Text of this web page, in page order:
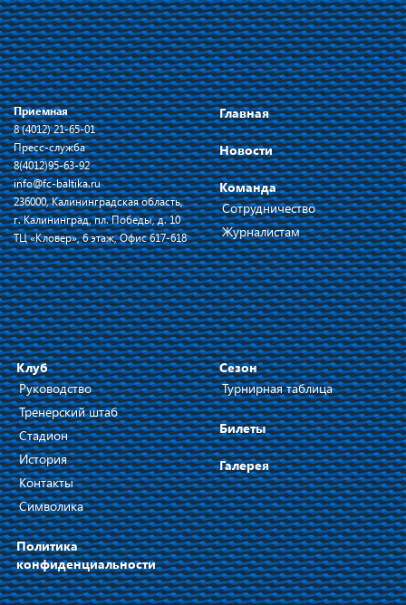
Приемная
8 (4012) 21-65-01
Пресс-служба
8(4012)95-63-92
info@fc-baltika.ru
236000, Калининградская область,
г. Калининград, пл. Победы, д. 10
ТЦ «Кловер», 6 этаж, Офис 617-618
Главная
Новости
Команда
Сотрудничество
Журналистам
Клуб
Руководство
Тренерский штаб
Стадион
История
Контакты
Символика
Политика
конфиденциальности
Сезон
Турнирная таблица
Билеты
Галерея